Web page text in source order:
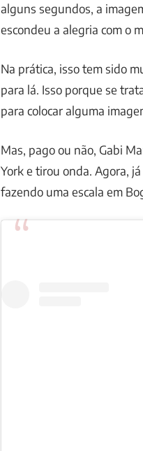
alguns segundos, a
escondeu a alegria com o
Na prática, isso tem sido
para lá. Isso porque se
para colocar alguma
Mas, pago ou não, Gabi
York e tirou onda. Agora,
fazendo uma escala em